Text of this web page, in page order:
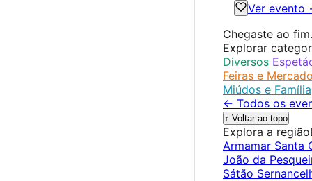
Ver evento
Chegaste ao fim.
Explorar
Diversos
Feiras e
Miúdos e Família
← Todos os
↑ Voltar ao topo
Explora a região
Armamar Santa
João da
Sátão